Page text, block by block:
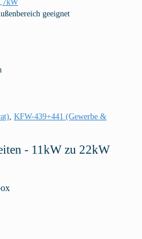
geeignet
KFW-439+441 (Gewerbe &
- 11kW zu 22kW